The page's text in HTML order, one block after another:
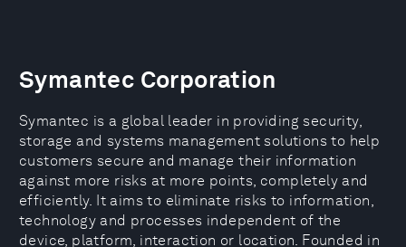
Symantec Corporation
Symantec is a global leader in providing security,
storage and systems management solutions to help
customers secure and manage their information
against more risks at more points, completely and
efficiently. It aims to eliminate risks to information,
technology and processes independent of the
device, platform, interaction or location. Founded in